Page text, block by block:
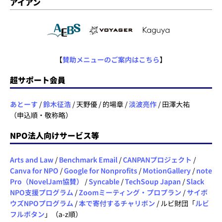
【賛助メニューのご案内はこちら】
超サポート会員
あとーす /鈴木征浩 / 天野優 / 的場章 /淡波亮作 / 田澤大祐
（申込順・敬称略）
NPO法人向けサービス等
Arts and Law / Benchmark Email /CANPANプロジェクト /
Canva for NPO /Google for Nonprofits / MotionGallery / note
Pro（NovelJam協賛）
/Syncable /TechSoup Japan /Slack
NPO支援プログラム /Zoomミーティング・プロプラン /サイボ
ウズNPOプログラム /本で寄付するチャリボン / ルビ財団「ルビ
フルボタン 」（a-z順）